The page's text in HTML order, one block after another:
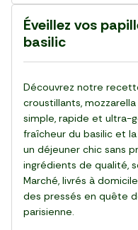
Éveillez vos
basilic
Découvrez notre
croustillants,
simple, rapide et ultra-
fraîcheur du basilic et
un déjeuner chic sans
ingrédients de qualité,
Marché, livrés à
des pressés en quête
parisienne.